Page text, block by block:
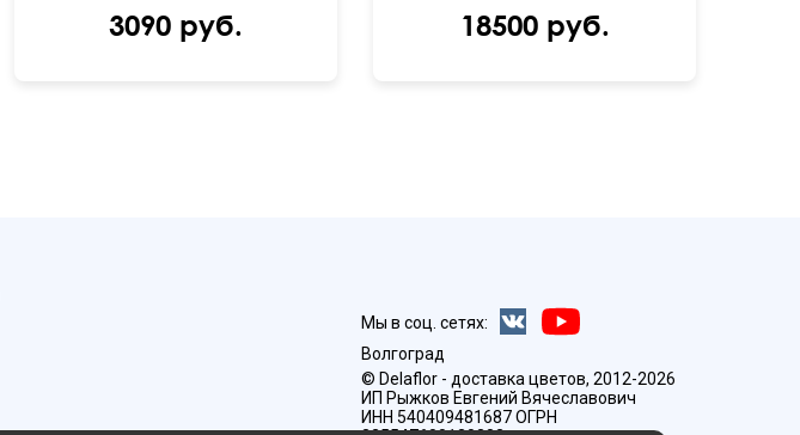
3090 руб. 18500 руб.
Мы в соц. сетях:
Волгоград
© Delaflor - доставка цветов, 2012-2026
ИП Рыжков Евгений Вячеславович
ИНН 540409481687 ОГРН